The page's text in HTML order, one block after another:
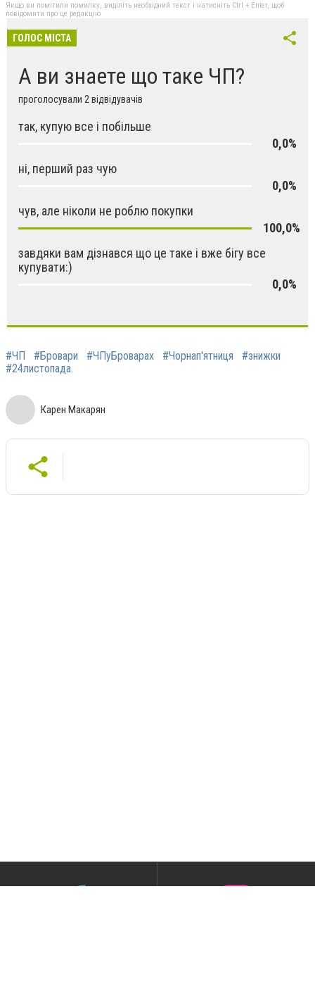
Якщо ви помітили помилку, виділіть необхідний текст і натисніть Ctrl + Enter, щоб
повідомити про це редакцію
ГОЛОС МІСТА
А ви знаете що таке ЧП?
проголосували 2 відвідувачів
так, купую все і побільше
0,0%
ні, перший раз чую
0,0%
чув, але ніколи не роблю покупки
100,0%
завдяки вам дізнався що це таке і вже бігу все
купувати:)
0,0%
#ЧП #Бровари #ЧПуБроварах #Чорнап'ятниця
#знижки
#24листопада.
Карен Макарян